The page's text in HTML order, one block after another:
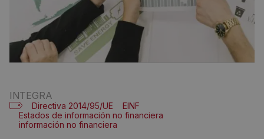
INTEGRA
Directiva 2014/95/UE
EINF
Estados de información no financiera
información no financiera